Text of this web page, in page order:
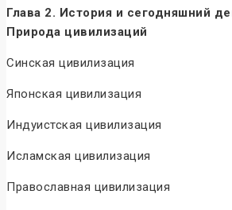
Глава 2. История и сегодняшний
Природа цивилизаций
Синская цивилизация
Японская цивилизация
Индуистская цивилизация
Исламская цивилизация
Православная цивилизация